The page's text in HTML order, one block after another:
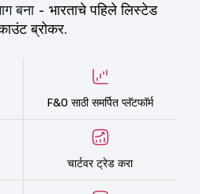
बना - भारताचे पहिले लिस्टेड
ब्रोकर.
F&O साठी समर्पित प्लॅटफॉर्म
चार्टवर ट्रेड करा